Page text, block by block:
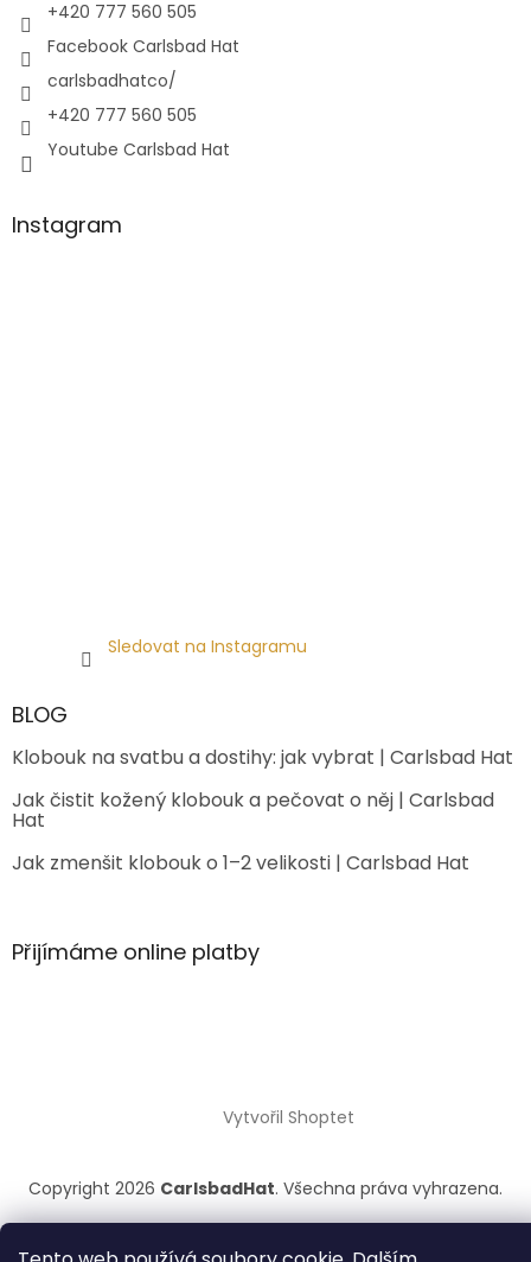
+420 777 560 505
Facebook Carlsbad Hat
carlsbadhatco/
+420 777 560 505
Youtube Carlsbad Hat
Instagram
Sledovat na Instagramu
BLOG
Klobouk na svatbu a dostihy: jak vybrat | Carlsbad Hat
Jak čistit kožený klobouk a pečovat o něj | Carlsbad
Hat
Jak zmenšit klobouk o 1–2 velikosti | Carlsbad Hat
Přijímáme online platby
Vytvořil Shoptet
Copyright 2026 CarlsbadHat. Všechna práva vyhrazena.